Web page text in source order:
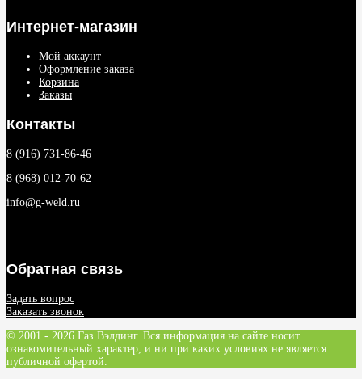
Интернет-магазин
Мой аккаунт
Оформление заказа
Корзина
Заказы
Контакты
8 (916) 731-86-46
8 (968) 012-70-62
info@g-weld.ru
Обратная связь
Задать вопрос
Заказать звонок
© 2001 - 2026 Газ Вэлдинг. Вся информация на сайте носит
ознакомительный характер, и ни при каких условиях не является
публичной офертой.